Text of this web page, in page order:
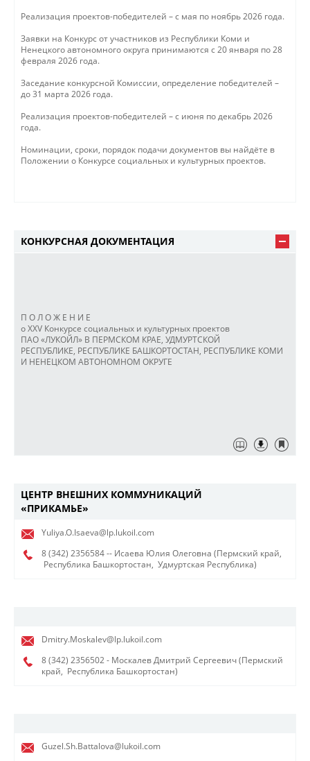
Реализация проектов-победителей – с мая по ноябрь 2026 года.
Заявки на Конкурс от участников из Республики Коми и
Ненецкого автономного округа принимаются с 20 января по 28
февраля 2026 года.
Заседание конкурсной Комиссии, определение победителей –
до 31 марта 2026 года.
Реализация проектов-победителей – с июня по декабрь 2026
года.
Номинации, сроки, порядок подачи документов вы найдёте в
Положении о Конкурсе социальных и культурных проектов.
КОНКУРСНАЯ ДОКУМЕНТАЦИЯ
П О Л О Ж Е Н И Е
о XXV Конкурсе социальных и культурных проектов
ПАО «ЛУКОЙЛ» В ПЕРМСКОМ КРАЕ, УДМУРТСКОЙ
РЕСПУБЛИКЕ, РЕСПУБЛИКЕ БАШКОРТОСТАН, РЕСПУБЛИКЕ КОМИ
И НЕНЕЦКОМ АВТОНОМНОМ ОКРУГЕ
ЦЕНТР ВНЕШНИХ КОММУНИКАЦИЙ
«ПРИКАМЬЕ»
Yuliya.O.Isaeva@lp.lukoil.com
8 (342) 2356584 -- Исаева Юлия Олеговна (Пермский край,
Республика Башкортостан, Удмуртская Республика)
Dmitry.Moskalev@lp.lukoil.com
8 (342) 2356502 - Москалев Дмитрий Сергеевич (Пермский
край, Республика Башкортостан)
Guzel.Sh.Battalova@lukoil.com